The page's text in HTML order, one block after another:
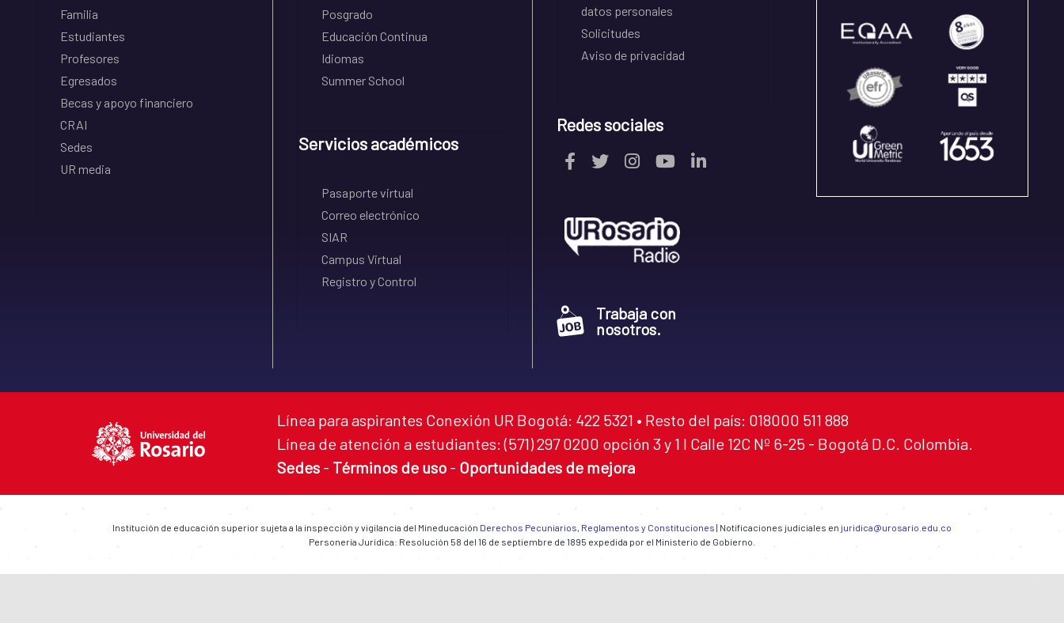
Familia
Estudiantes
Profesores
Egresados
Becas y apoyo financiero
CRAI
Sedes
UR media
Posgrado
Educación Continua
Idiomas
Summer School
Servicios académicos
Pasaporte virtual
Correo electrónico
SIAR
Campus Virtual
Registro y Control
datos personales
Solicitudes
Aviso de privacidad
Redes sociales
Trabaja con
nosotros.
Línea para aspirantes Conexión UR Bogotá: 422 5321 • Resto del país: 018000 511 888
Línea de atención a estudiantes: (571) 297 0200 opción 3 y 1 I Calle 12C Nº 6-25 - Bogotá D.C. Colombia.
Sedes - Términos de uso - Oportunidades de mejora
Institución de educación superior sujeta a la inspección y vigilancia del Mineducación Derechos Pecuniarios, Reglamentos y Constituciones | Notificaciones judiciales en juridica@urosario.edu.co
Personería Jurídica: Resolución 58 del 16 de septiembre de 1895 expedida por el Ministerio de Gobierno.